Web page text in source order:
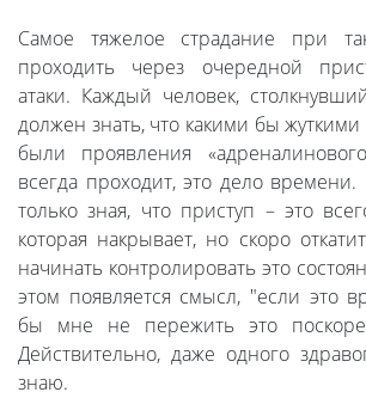
Самое тяжелое страдание при
проходить через очередной
атаки. Каждый человек,
должен знать, что какими бы
были проявления
всегда проходит, это дело времени.
только зная, что приступ – это
которая накрывает, но скоро
начинать контролировать это
этом появляется смысл, "если это
бы мне не пережить это
Действительно, даже одного
знаю.